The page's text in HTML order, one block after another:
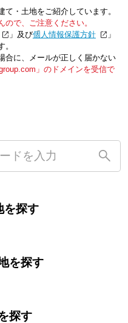
・土地をご紹介しています。
で、ご注意ください。
」及び「個人情報保護方針
」
合に、メールが正しく届かない
」のドメインを受信で
を探す
を探す
探す